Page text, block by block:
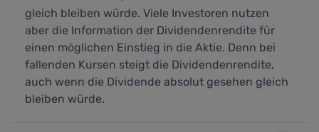
gleich bleiben würde. Viele Investoren nutzen
aber die Information der Dividendenrendite für
einen möglichen Einstieg in die Aktie. Denn bei
fallenden Kursen steigt die Dividendenrendite,
auch wenn die Dividende absolut gesehen gleich
bleiben würde.